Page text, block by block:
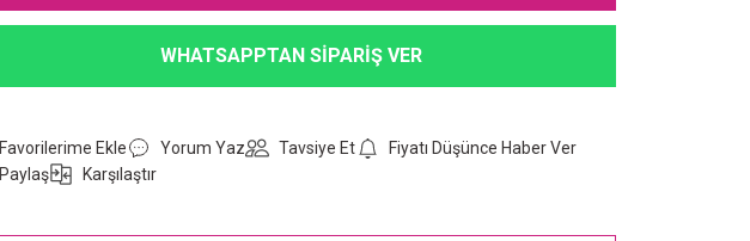
WHATSAPPTAN SİPARİŞ VER
Yorum Yaz Tavsiye Et
Fiyatı Düşünce Haber Ver
Paylaş
Karşılaştır